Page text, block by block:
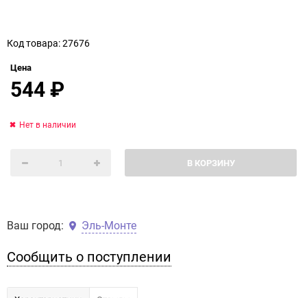
Код товара: 27676
Цена
544₽
В КОРЗИНУ
Нет в наличии
Ваш город: Эль-Монте
Сообщить о поступлении